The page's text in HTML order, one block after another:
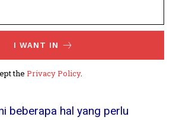
I WANT IN
the Privacy Policy.
beberapa hal yang perlu